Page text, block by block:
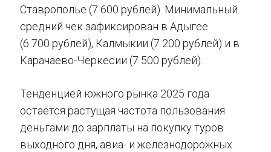
Ставрополье (7 600 рублей). Минимальный
средний чек зафиксирован в Адыгее
(6 700 рублей), Калмыкии (7 200 рублей) и в
Карачаево-Черкесии (7 500 рублей).
Тенденцией южного рынка 2025 года
остаётся растущая частота пользования
деньгами до зарплаты на покупку туров
выходного дня, авиа- и железнодорожных